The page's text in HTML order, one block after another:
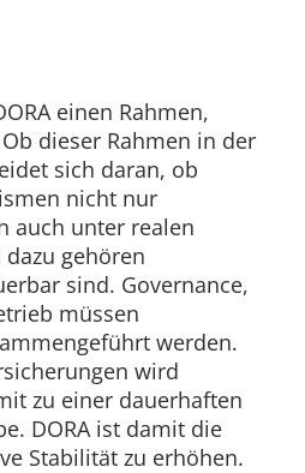
einen Rahmen,
dieser Rahmen in der
sich daran, ob
nicht nur
auch unter realen
gehören
sind. Governance,
müssen
werden.
wird
zu einer dauerhaften
DORA ist damit die
Stabilität zu erhöhen.